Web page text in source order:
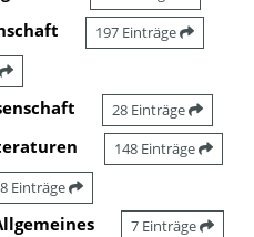
197 Einträge
28 Einträge
148 Einträge
8 Einträge
7 Einträge